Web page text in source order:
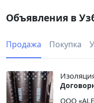
Объявления в
Продажа Покупка
ООО